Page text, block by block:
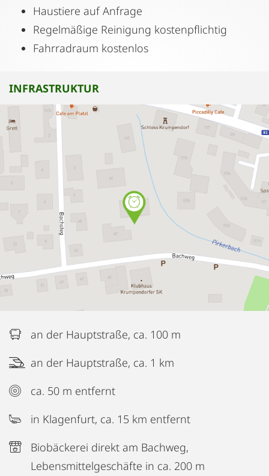
Haustiere auf Anfrage
Regelmäßige Reinigung kostenpflichtig
Fahrradraum kostenlos
INFRASTRUKTUR
an der Hauptstraße, ca. 100 m
an der Hauptstraße, ca. 1 km
ca. 50 m entfernt
in Klagenfurt, ca. 15 km entfernt
Biobäckerei direkt am Bachweg,
Lebensmittelgeschäfte in ca. 200 m